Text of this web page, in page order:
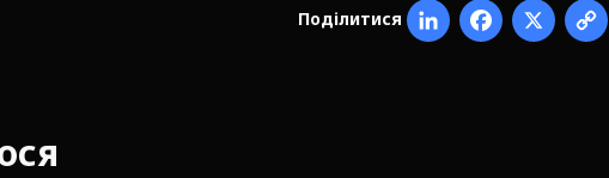
Фактори вибору
Поділитися